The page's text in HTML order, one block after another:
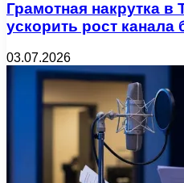
Грамотная накрутка в
ускорить рост канала
03.07.2026